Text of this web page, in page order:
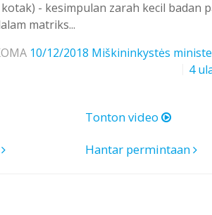
- kesimpulan zarah kecil
matriks...
10/12/2018 Miškininkystės
4
Tonton video
Hantar permintaan